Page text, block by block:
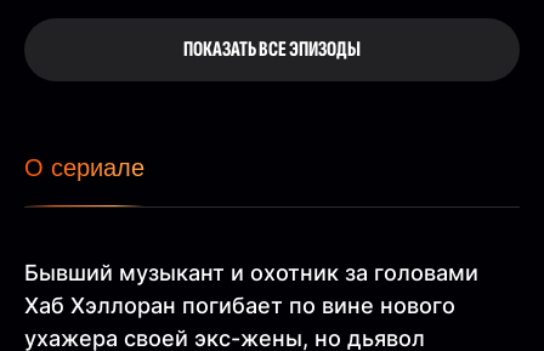
ПОКАЗАТЬ ВСЕ ЭПИЗОДЫ
О сериале
Бывший музыкант и охотник за головами
Хаб Хэллоран погибает по вине нового
ухажера своей экс-жены, но дьявол